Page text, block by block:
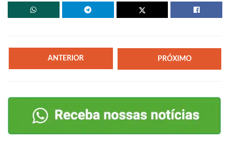
ANTERIOR PRÓXIMO